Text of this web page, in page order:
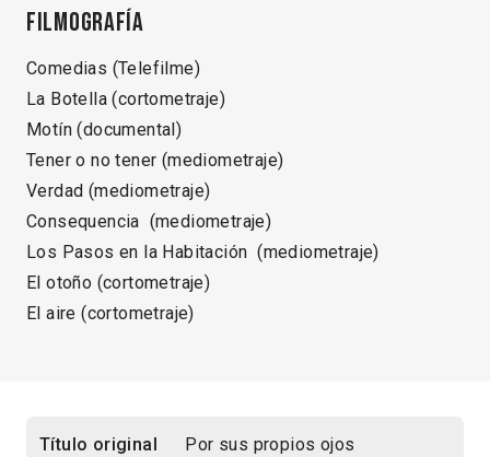
Filmografía
Comedias (Telefilme)
La Botella (cortometraje)
Motín (documental)
Tener o no tener (mediometraje)
Verdad (mediometraje)
Consequencia (mediometraje)
Los Pasos en la Habitación (mediometraje)
El otoño (cortometraje)
El aire (cortometraje)
Título original Por sus propios ojos